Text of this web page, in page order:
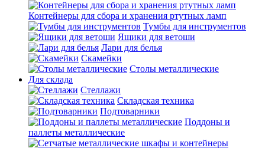
Контейнеры для сбора и хранения ртутных ламп
Тумбы для инструментов
Ящики для ветоши
Лари для белья
Скамейки
Столы металлические
Для склада
Стеллажи
Складская техника
Подтоварники
Поддоны и
паллеты металлические